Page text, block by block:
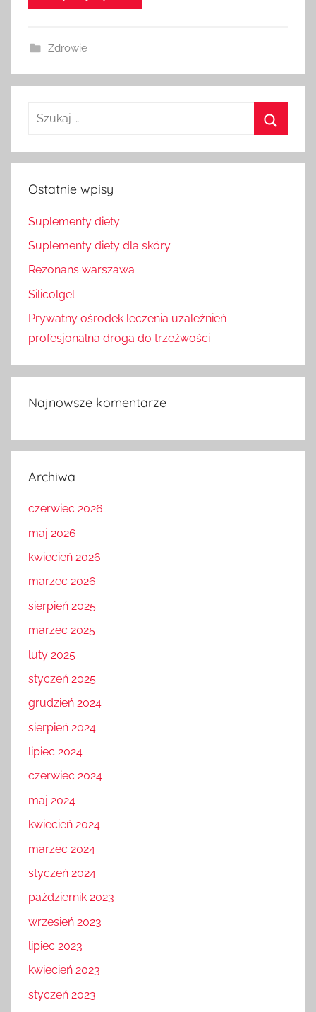
Zdrowie
Szukaj
Ostatnie wpisy
Suplementy diety
Suplementy diety dla skóry
Rezonans warszawa
Silicolgel
Prywatny ośrodek leczenia uzależnień –
profesjonalna droga do trzeźwości
Najnowsze komentarze
Archiwa
czerwiec 2026
maj 2026
kwiecień 2026
marzec 2026
sierpień 2025
marzec 2025
luty 2025
styczeń 2025
grudzień 2024
sierpień 2024
lipiec 2024
czerwiec 2024
maj 2024
kwiecień 2024
marzec 2024
styczeń 2024
październik 2023
wrzesień 2023
lipiec 2023
kwiecień 2023
styczeń 2023